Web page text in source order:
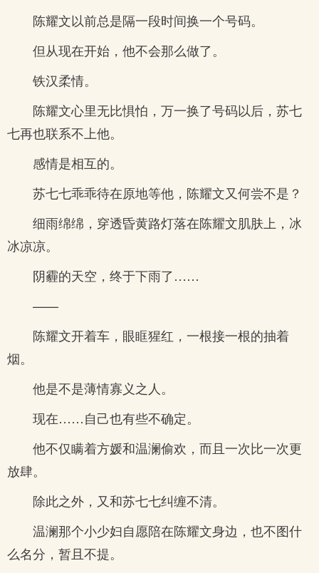
陈耀文以前总是隔一段时间换一个号码。
但从现在开始，他不会那么做了。
铁汉柔情。
陈耀文心里无比惧怕，万一换了号码以后，苏七
七再也联系不上他。
感情是相互的。
苏七七乖乖待在原地等他，陈耀文又何尝不是？
细雨绵绵，穿透昏黄路灯落在陈耀文肌肤上，冰
冰凉凉。
阴霾的天空，终于下雨了……
——
陈耀文开着车，眼眶猩红，一根接一根的抽着
烟。
他是不是薄情寡义之人。
现在……自己也有些不确定。
他不仅瞒着方媛和温澜偷欢，而且一次比一次更
放肆。
除此之外，又和苏七七纠缠不清。
温澜那个小少妇自愿陪在陈耀文身边，也不图什
么名分，暂且不提。